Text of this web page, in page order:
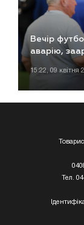
Вечір
аварію,
15:22, 09 квітня
Тел.